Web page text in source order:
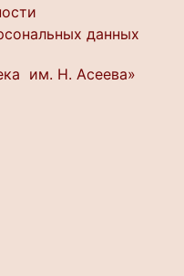
данных
им. Н. Асеева»